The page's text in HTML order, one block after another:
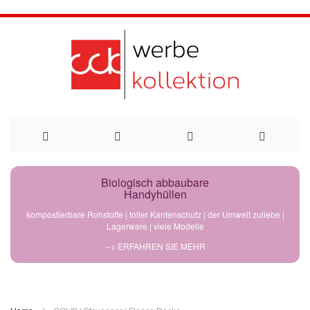
Direkt
Biologisch abbaubare
Handyhüllen
kompostierbare Rohstoffe | toller Kantenschutz | der Umwelt zuliebe |
Lagerware | viele Modelle
--> ERFAHREN SIE MEHR